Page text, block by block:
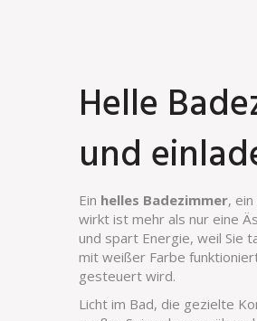
Helle
und
Ein helles Badezimmer,
wirkt ist mehr als nur eine
und spart Energie, weil Sie
mit weißer Farbe
gesteuert wird.
Licht im Bad, die gezielte